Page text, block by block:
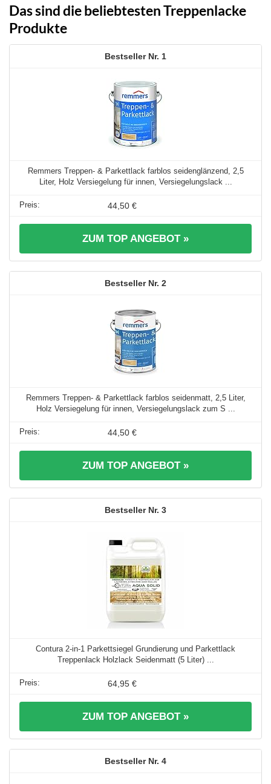
Das sind die beliebtesten Treppenlacke
Produkte
1
Remmers Treppen- & Parkettlack farblos seidenglänzend, 2,5
Liter, Holz Versiegelung für innen, Versiegelungslack ...
44,50 €
ZUM TOP ANGEBOT »
2
Remmers Treppen- & Parkettlack farblos seidenmatt, 2,5 Liter,
Holz Versiegelung für innen, Versiegelungslack zum S ...
44,50 €
ZUM TOP ANGEBOT »
3
Contura 2-in-1 Parkettsiegel Grundierung und Parkettlack
Treppenlack Holzlack Seidenmatt (5 Liter) ...
64,95 €
ZUM TOP ANGEBOT »
4